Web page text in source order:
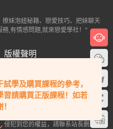
妹泡妞秘籍、戀愛技巧、把妹聊天
,有情感問題,就來戀愛學社！"
版權聲明
做學習和交流使用，版權歸原作者所
有，請在下載後24小時之内自覺删
除，若作商業用途，請購買正版，由
于未及時購買和付費發生的侵權行
侵犯到您的權益，請聯系站長删除，
學及購買課程的參考，
習請購買正版課程！如若